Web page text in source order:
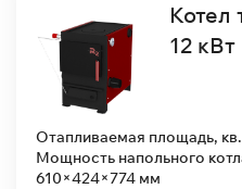
Котел
12 кВт
Отапливаемая площадь,
Мощность напольного
610×424×774 мм